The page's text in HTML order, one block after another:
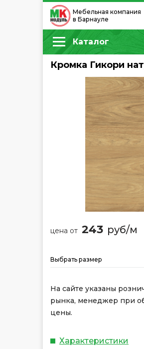
Мебельная компания
в Барнауле
Каталог
Кромка Гикори
цена от 243 руб/м
Выбрать размер
На сайте указаны
рынка, менеджер при
цены.
Характеристики